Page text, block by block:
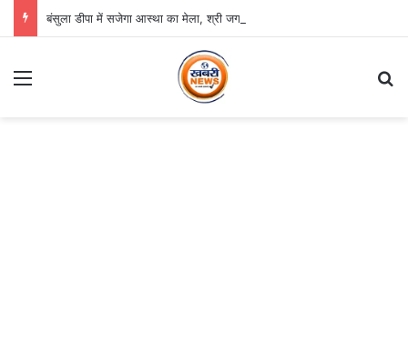
बंसुला डीपा में सजेगा आस्था का मेला, श्री जगन्नाथ झूलन रथयात्रा कल से